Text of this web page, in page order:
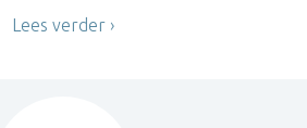
Lees verder